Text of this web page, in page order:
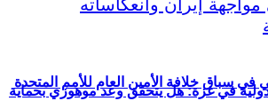
في سباق خلافة الأمين العام للأمم المتحدة
في غزة: هل يتحقق وعد موهوزي بحماية